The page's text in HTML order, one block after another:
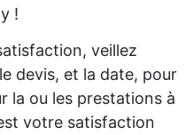
!
veillez
devis, et la date, pour
la ou les prestations à
votre satisfaction